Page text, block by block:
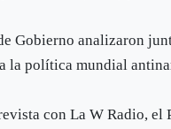
Gobierno analizaron
la política mundial
con La W Radio,